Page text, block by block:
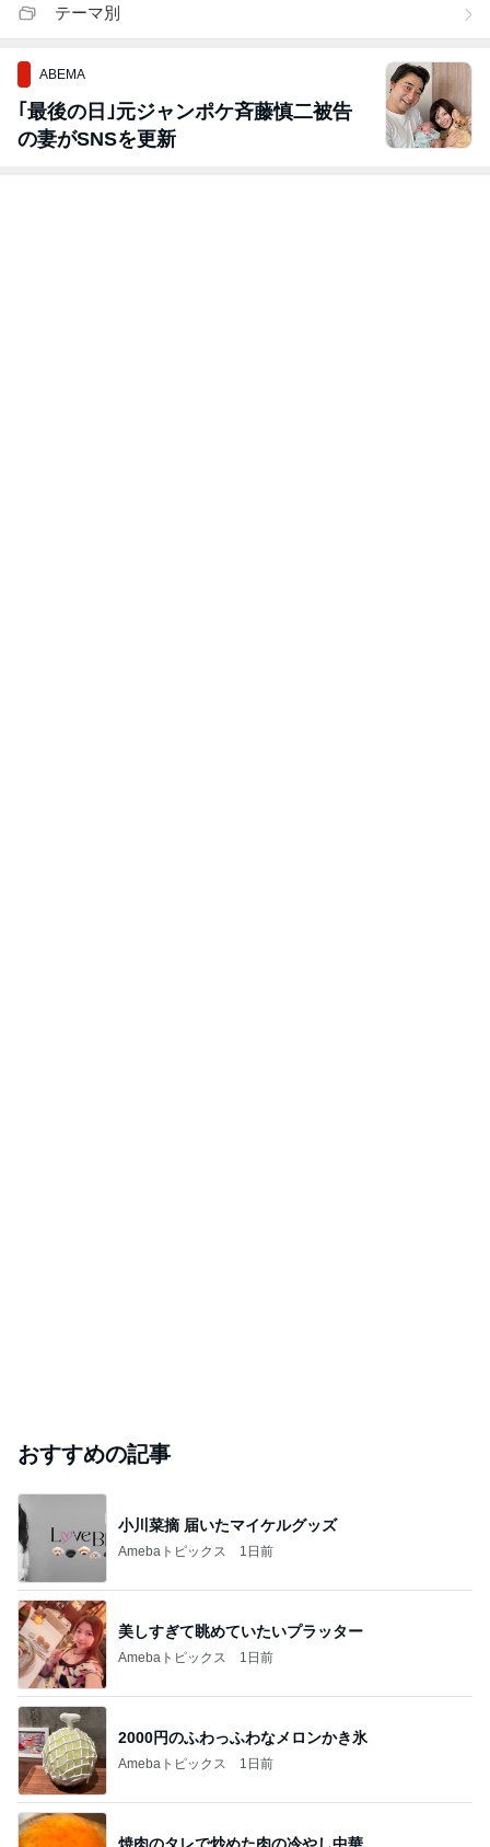
テーマ別
ABEMA
｢最後の日｣元ジャンポケ斉藤慎二被告
の妻がSNSを更新
おすすめの記事
小川菜摘 届いたマイケルグッズ
Amebaトピックス 1日前
美しすぎて眺めていたいプラッター
Amebaトピックス 1日前
2000円のふわっふわなメロンかき氷
Amebaトピックス 1日前
焼肉のタレで炒めた肉の冷やし中華